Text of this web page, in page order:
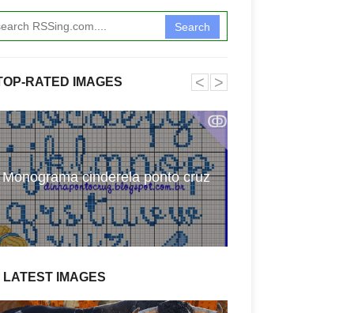
Search
RATED IMAGES
ↂ
Monograma cinderela ponto cruz
˂ ˃
LATEST IMAGES